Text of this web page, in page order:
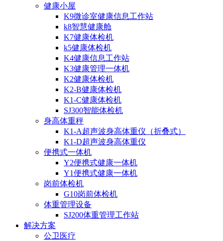
健康小屋
K9微诊室健康信息工作站
k8智慧健康舱
K7健康体检机
k5健康体检机
K4健康信息工作站
K3健康管理一体机
K2健康体检机
K2-B健康体检机
K1-C健康体检机
SJ300智能体检机
身高体重秤
K1-A超声波身高体重仪（折叠式）
K1-D超声波身高体重仪
便携式一体机
Y2便携式健康一体机
Y1便携式健康一体机
岗前体检机
G10岗前体检机
体重管理设备
SJ200体重管理工作站
解决方案
公卫医疗